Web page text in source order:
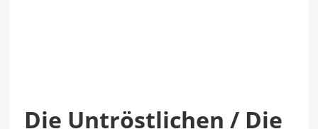
Die Untröstlichen / Die